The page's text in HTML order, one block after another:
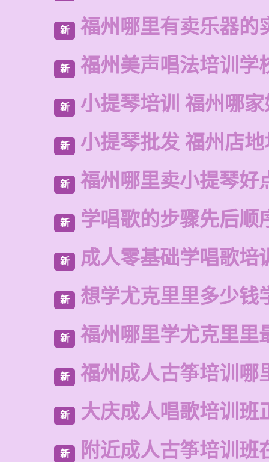
新 福州哪里有卖乐器的
新 福州美声唱法培训学
新 小提琴培训 福州哪
新 小提琴批发 福州店
新 福州哪里卖小提琴好
新 学唱歌的步骤先后顺
新 成人零基础学唱歌培
新 想学尤克里里多少钱
新 福州哪里学尤克里里
新 福州成人古筝培训哪
新 大庆成人唱歌培训班
新 附近成人古筝培训班